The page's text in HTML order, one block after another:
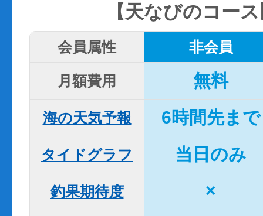
【天なびのコー
会員属性 非会員
月額費用 無料
海の天気予報 6時間先まで
タイドグラフ 当日のみ
釣果期待度 ×